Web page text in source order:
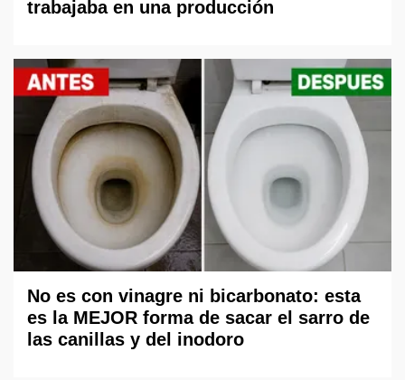
trabajaba en una producción
No es con vinagre ni bicarbonato: esta
es la MEJOR forma de sacar el sarro de
las canillas y del inodoro